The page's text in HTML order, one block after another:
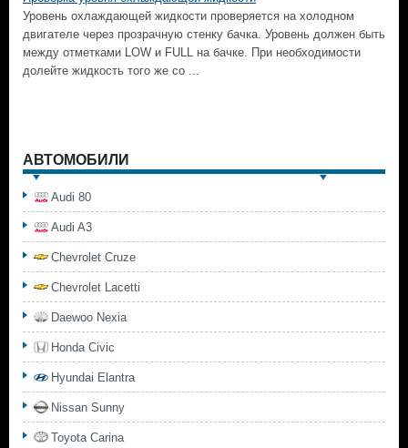
Уровень охлаждающей жидкости проверяется на холодном
двигателе через прозрачную стенку бачка. Уровень должен быть
между отметками LOW и FULL на бачке. При необходимости
долейте жидкость того же со ...
АВТОМОБИЛИ
Audi 80
Audi A3
Chevrolet Cruze
Chevrolet Lacetti
Daewoo Nexia
Honda Civic
Hyundai Elantra
Nissan Sunny
Toyota Carina